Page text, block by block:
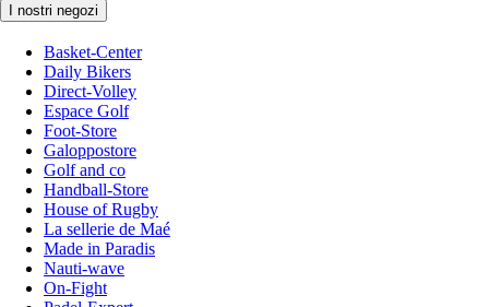
I nostri negozi
Basket-Center
Daily Bikers
Direct-Volley
Espace Golf
Foot-Store
Galoppostore
Golf and co
Handball-Store
House of Rugby
La sellerie de Maé
Made in Paradis
Nauti-wave
On-Fight